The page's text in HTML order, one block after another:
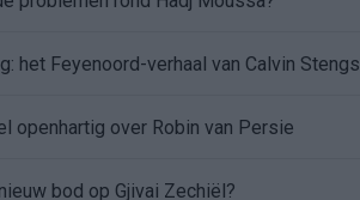
het Feyenoord-verhaal van Calvin Stengs
openhartig over Robin van Persie
bod op Gjivai Zechiël?